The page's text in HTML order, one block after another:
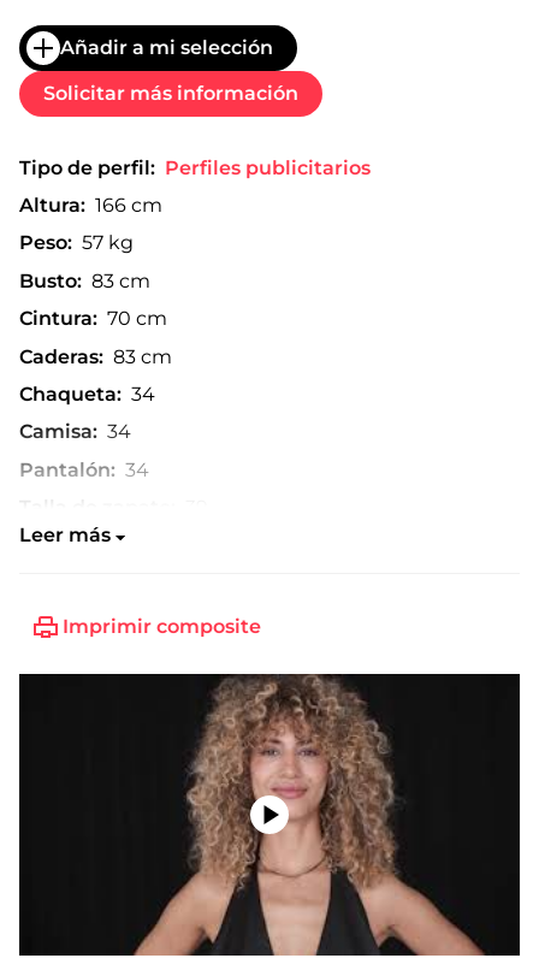
Añadir a mi selección
Solicitar más información
Tipo de perfil: Perfiles publicitarios
Altura: 166 cm
Peso: 57 kg
Busto: 83 cm
Cintura: 70 cm
Caderas: 83 cm
Chaqueta: 34
Camisa: 34
Pantalón: 34
Leer más
Imprimir composite